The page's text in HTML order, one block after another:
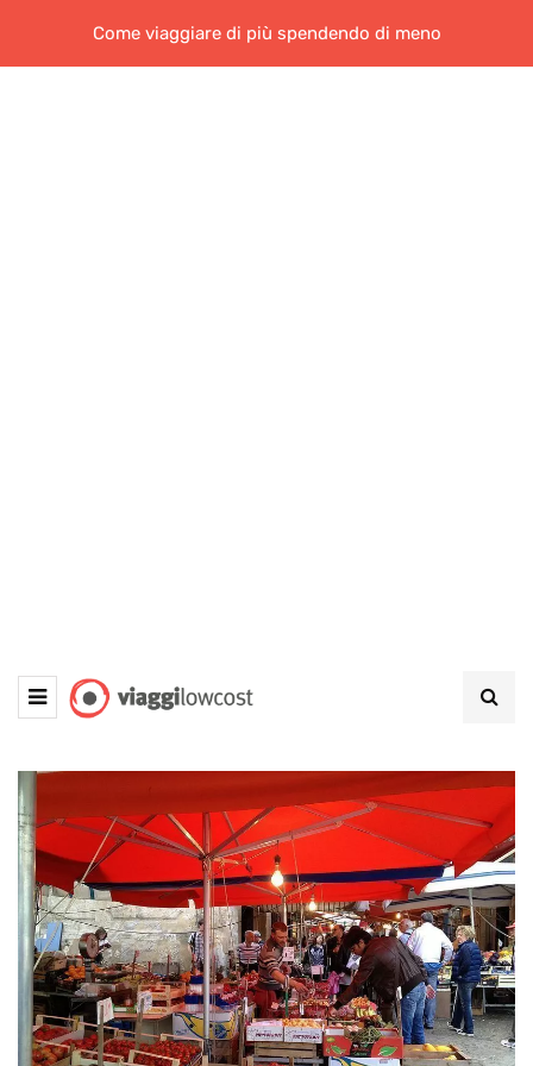
Come viaggiare di più spendendo di meno